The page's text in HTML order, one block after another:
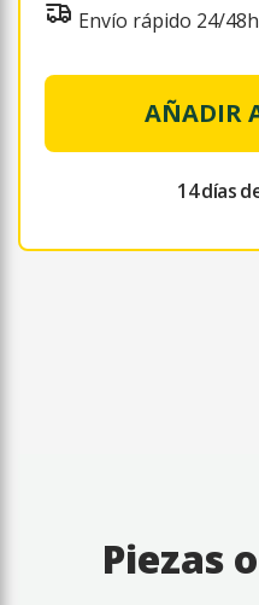
Envío rápido 24/48h
AÑADIR
14 días
Piezas